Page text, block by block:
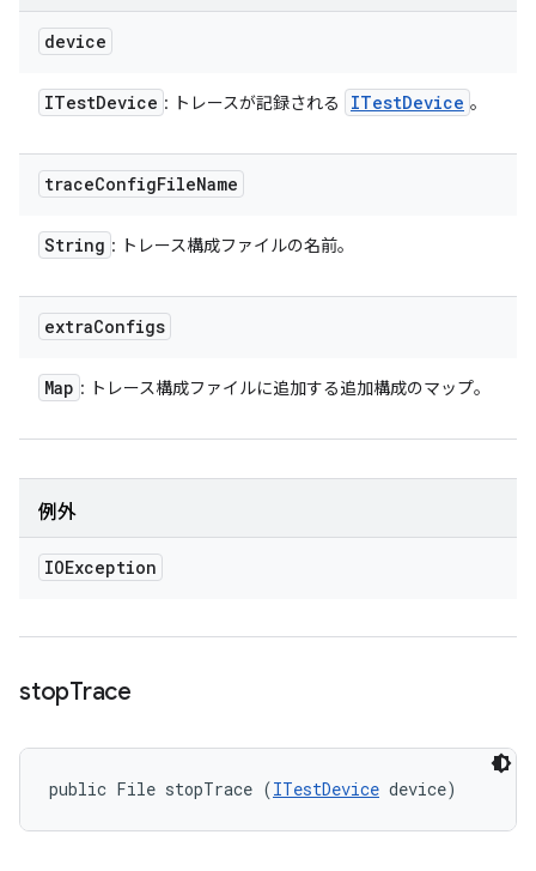
device
ITestDevice : トレースが記録される ITestDevice 。
traceConfigFileName
String : トレース構成ファイルの名前。
extraConfigs
Map : トレース構成ファイルに追加する追加構成のマップ。
例外
IOException
stopTrace
public File stopTrace (ITestDevice device)